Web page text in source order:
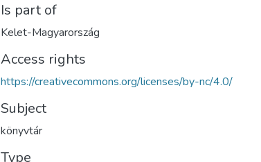
Is part of
Kelet-Magyarország
Access rights
https://creativecommons.org/licenses/by-nc/4.0/
Subject
könyvtár
Type